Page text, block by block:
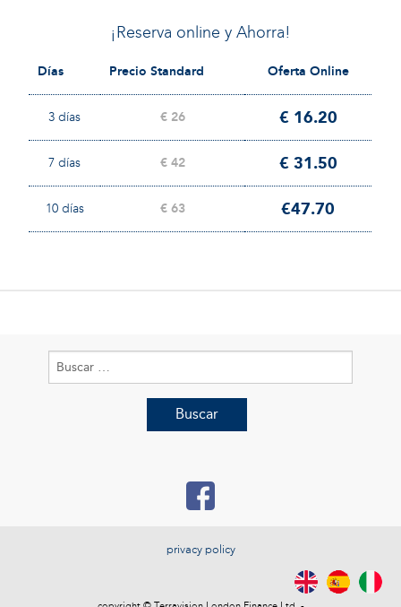
¡Reserva online y Ahorra!
Días Precio Standard Oferta Online
3 días € 26 € 16.20
7 días € 42 € 31.50
10 días € 63 €47.70
privacy policy